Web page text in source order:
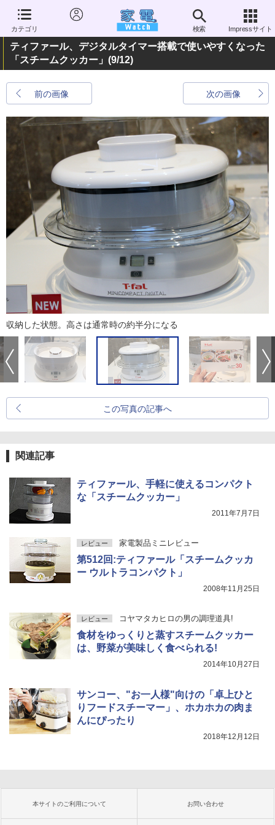
カテゴリ 検索 Impressサイト
ティファール、デジタルタイマー搭載で使いやすくなった
「スチームクッカー」 (9/12)
前の画像 次の画像
収納した状態。高さは通常時の約半分になる
この写真の記事へ
関連記事
ティファール、手軽に使えるコンパクト
な「スチームクッカー」
2011年7月7日
レビュー 家電製品ミニレビュー
第512回:ティファール「スチームクッカ
ー ウルトラコンパクト」
2008年11月25日
レビュー コヤマタカヒロの男の調理道具!
食材をゆっくりと蒸すスチームクッカー
は、野菜が美味しく食べられる!
2014年10月27日
サンコー、"お一人様"向けの「卓上ひと
りフードスチーマー」、ホカホカの肉ま
んにぴったり
2018年12月12日
本サイトのご利用について お問い合わせ